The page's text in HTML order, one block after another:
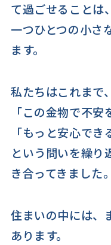
て過ごせることは、
一つひとつの小さ
ます。
私たちはこれまで、
「この金物で不安
「もっと安心でき
という問いを繰り
き合ってきました。
住まいの中には、
あります。